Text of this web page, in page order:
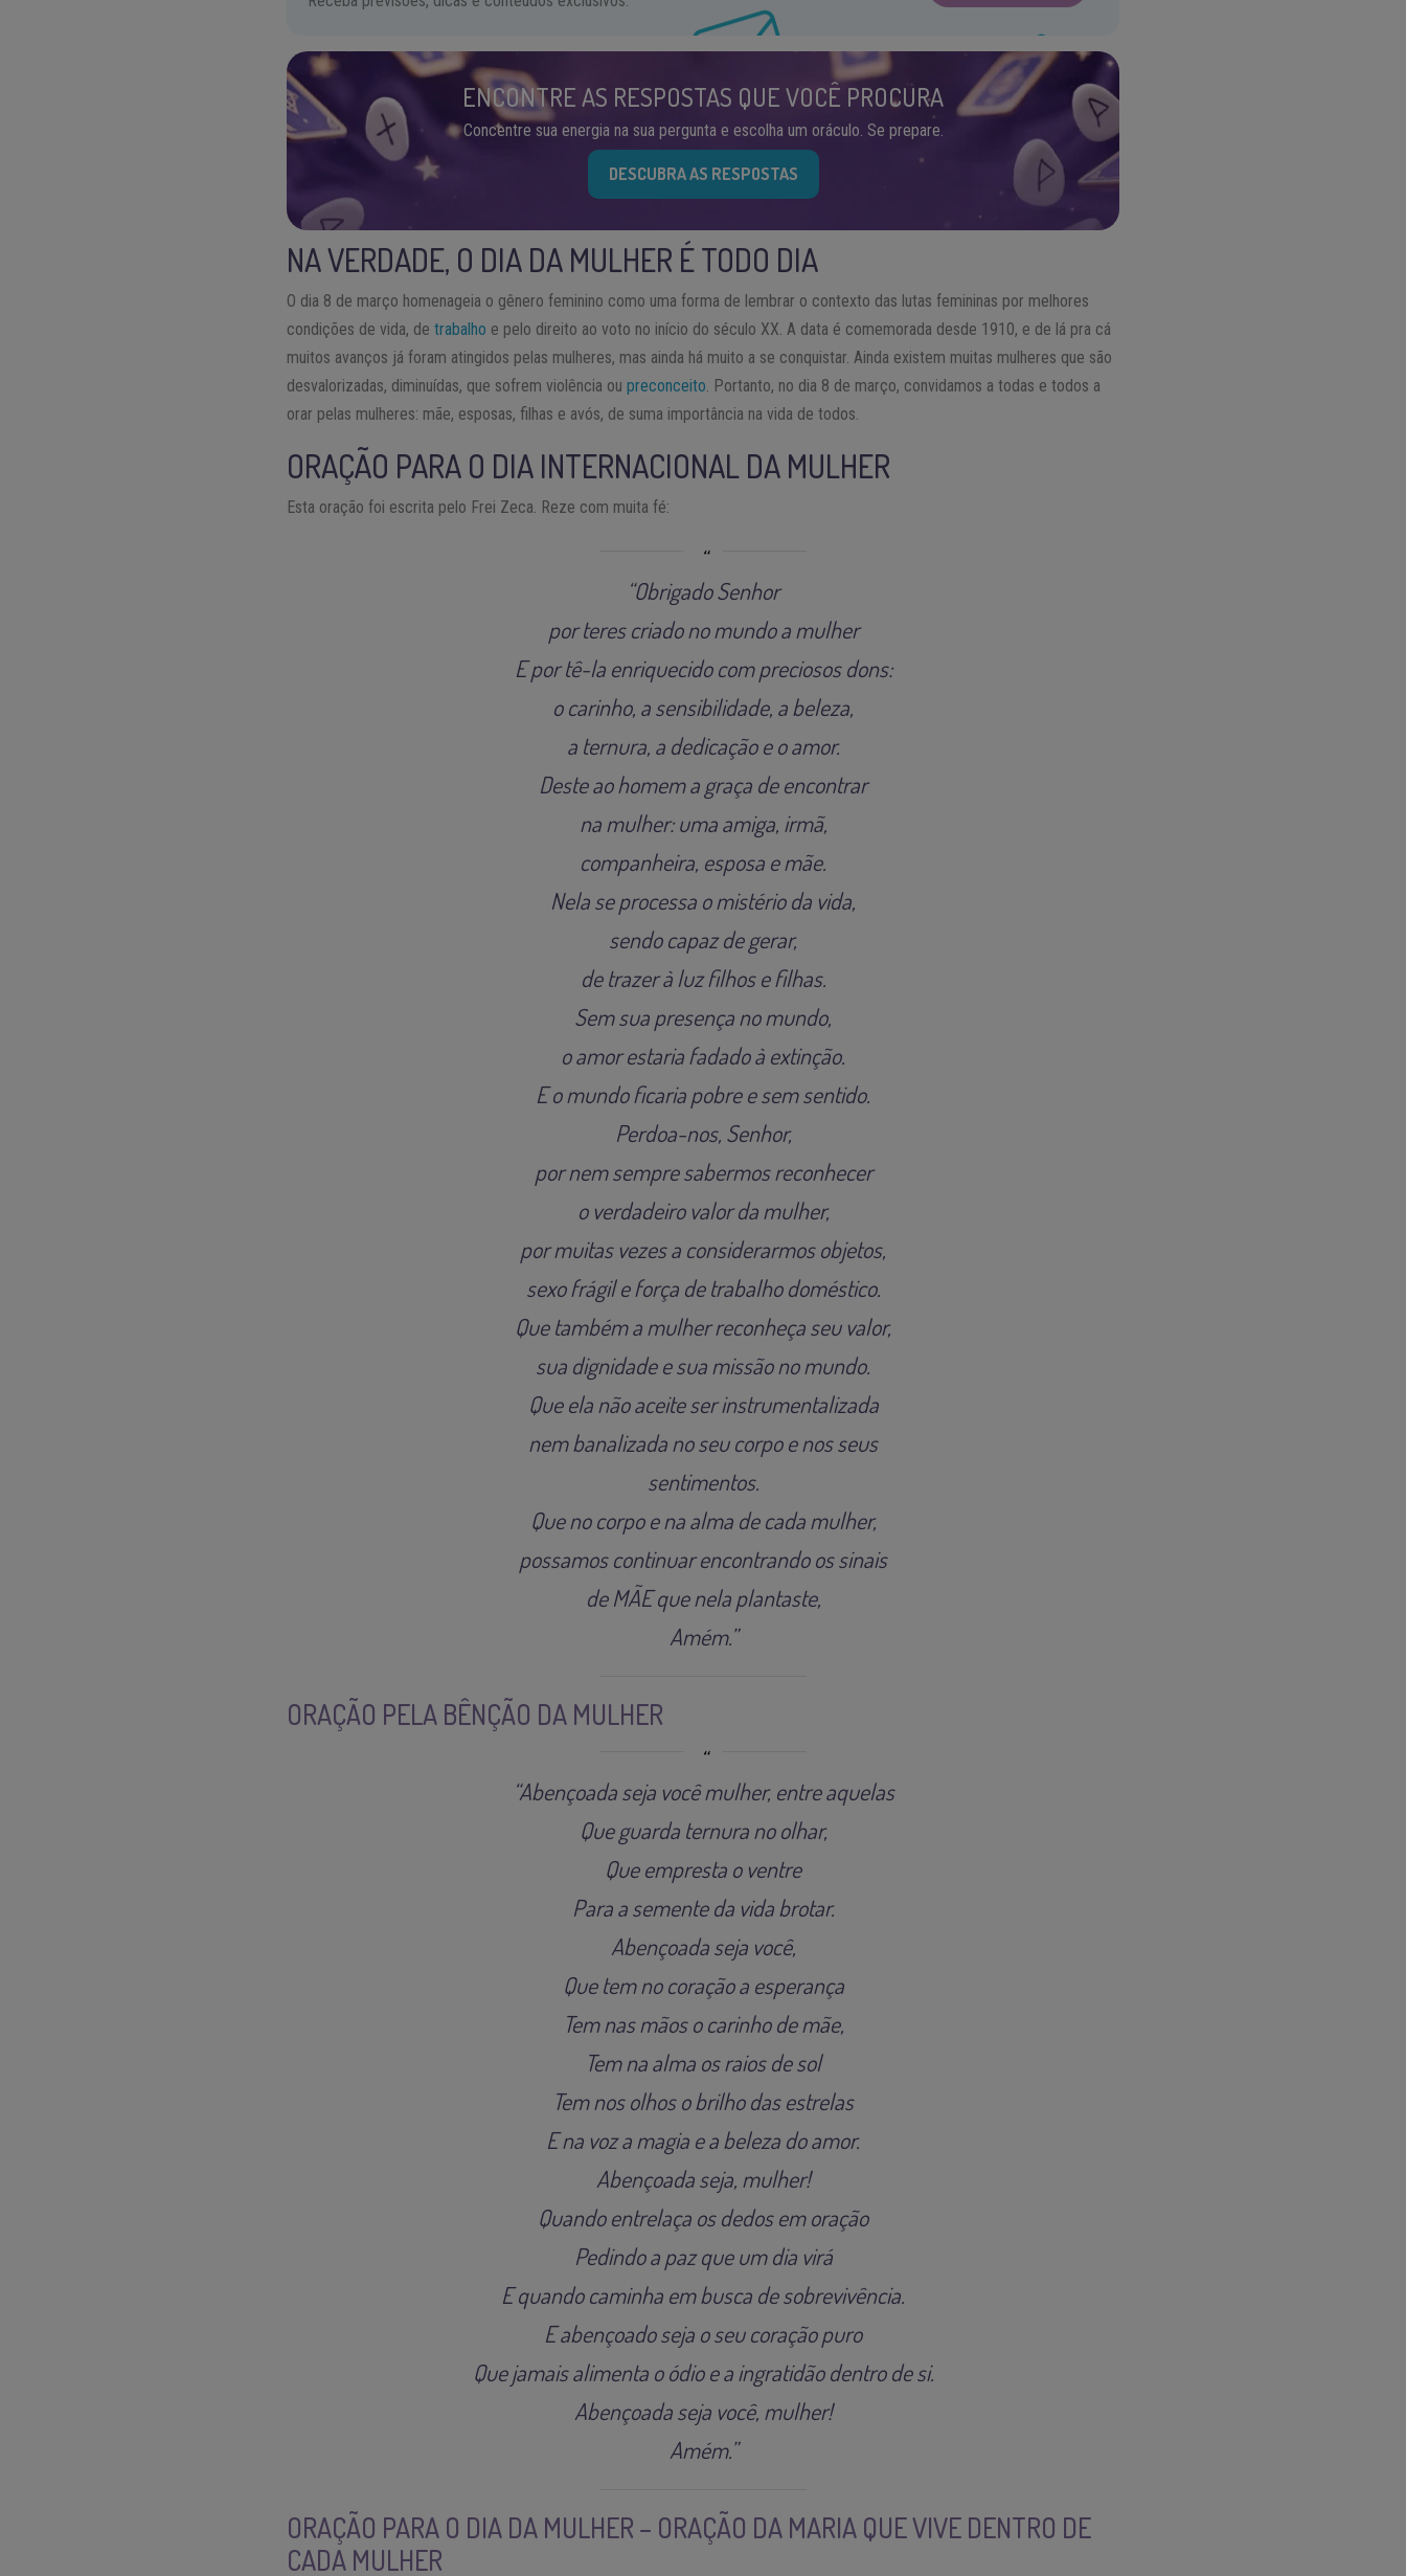
ENCONTRE AS RESPOSTAS QUE VOCÊ PROCURA
Concentre sua energia na sua pergunta e escolha um oráculo. Se prepare.
DESCUBRA AS RESPOSTAS
NA VERDADE, O DIA DA MULHER É TODO DIA
O dia 8 de março homenageia o gênero feminino como uma forma de lembrar o contexto das lutas femininas por melhores
condições de vida, detrabalho e pelo direito ao voto no início do século XX. A data é comemorada desde 1910, e de lá pra cá
muitos avanços já foram atingidos pelas mulheres, mas ainda há muito a se conquistar. Ainda existem muitas mulheres que são
desvalorizadas, diminuídas, que sofrem violência oupreconceito. Portanto, no dia 8 de março, convidamos a todas e todos a
orar pelas mulheres: mãe, esposas, filhas e avós, de suma importância na vida de todos.
ORAÇÃO PARA O DIA INTERNACIONAL DA MULHER
Esta oração foi escrita pelo Frei Zeca. Reze com muita fé:
“Obrigado Senhor
por teres criado no mundo a mulher
E por tê-la enriquecido com preciosos dons:
o carinho, a sensibilidade, a beleza,
a ternura, a dedicação e o amor.
Deste ao homem a graça de encontrar
na mulher: uma amiga, irmã,
companheira, esposa e mãe.
Nela se processa o mistério da vida,
sendo capaz de gerar,
de trazer à luz filhos e filhas.
Sem sua presença no mundo,
o amor estaria fadado à extinção.
E o mundo ficaria pobre e sem sentido.
Perdoa-nos, Senhor,
por nem sempre sabermos reconhecer
o verdadeiro valor da mulher,
por muitas vezes a considerarmos objetos,
sexo frágil e força de trabalho doméstico.
Que também a mulher reconheça seu valor,
sua dignidade e sua missão no mundo.
Que ela não aceite ser instrumentalizada
nem banalizada no seu corpo e nos seus
sentimentos.
Que no corpo e na alma de cada mulher,
possamos continuar encontrando os sinais
de MÃE que nela plantaste,
Amém.”
ORAÇÃO PELA BÊNÇÃO DA MULHER
“Abençoada seja você mulher, entre aquelas
Que guarda ternura no olhar,
Que empresta o ventre
Para a semente da vida brotar.
Abençoada seja você,
Que tem no coração a esperança
Tem nas mãos o carinho de mãe,
Tem na alma os raios de sol
Tem nos olhos o brilho das estrelas
E na voz a magia e a beleza do amor.
Abençoada seja, mulher!
Quando entrelaça os dedos em oração
Pedindo a paz que um dia virá
E quando caminha em busca de sobrevivência.
E abençoado seja o seu coração puro
Que jamais alimenta o ódio e a ingratidão dentro de si.
Abençoada seja você, mulher!
Amém.”
ORAÇÃO PARA O DIA DA MULHER – ORAÇÃO DA MARIA QUE VIVE DENTRO DE
CADA MULHER